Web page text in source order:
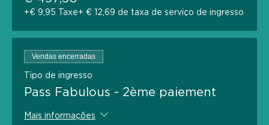
+€ 9,95 Taxe+ € 12,69 de taxa de serviço de ingresso
Vendas encerradas
Tipo de ingresso
Pass Fabulous - 2ème paiement
Mais informações